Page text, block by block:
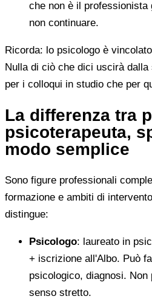
che non è il
non continuare.
Ricorda: lo psicologo è
Nulla di ciò che dici uscirà
per i colloqui in studio che per
La differenza tra
psicoterapeuta,
modo semplice
Sono figure professionali
formazione e ambiti di
distingue:
Psicologo: laureato in
+ iscrizione all'Albo. Può
psicologico, diagnosi.
senso stretto.